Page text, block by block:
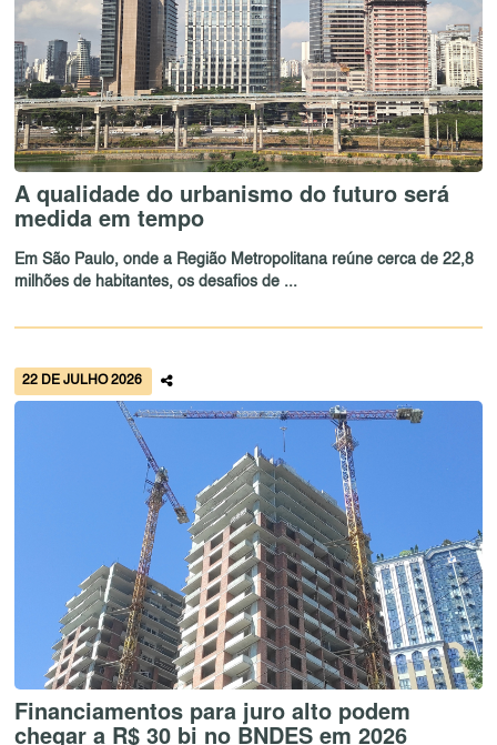
A qualidade do urbanismo do futuro será
medida em tempo
Em São Paulo, onde a Região Metropolitana reúne cerca de 22,8
milhões de habitantes, os desafios de ...
22 DE JULHO 2026
Financiamentos para juro alto podem
chegar a R$ 30 bi no BNDES em 2026